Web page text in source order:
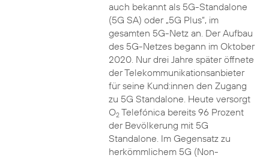
auch bekannt als 5G-Standalone
(5G SA) oder „5G Plus“, im
gesamten 5G-Netz an. Der Aufbau
des 5G-Netzes begann im Oktober
2020. Nur drei Jahre später öffnete
der Telekommunikationsanbieter
für seine Kund:innen den Zugang
zu 5G Standalone. Heute versorgt
O2Telefónica bereits 96 Prozent
der Bevölkerung mit 5G
Standalone. Im Gegensatz zu
herkömmlichem 5G (Non-